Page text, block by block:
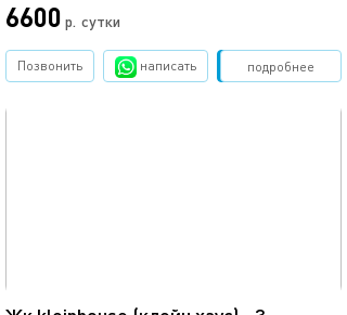
6600 р. сутки
подробнее
Позвонить написать Забронировать